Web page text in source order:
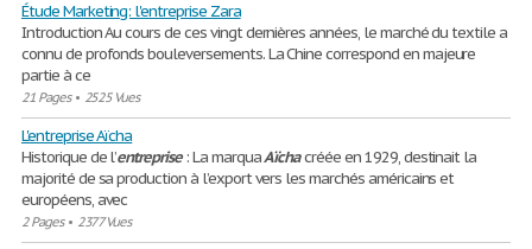
Étude Marketing: l'entreprise Zara
Introduction Au cours de ces vingt dernières années, le marché du textile a
connu de profonds bouleversements. La Chine correspond en majeure
partie à ce
21 Pages• 2525 Vues
L'entreprise Aïcha
Historique de l’entreprise: La marquaAïchacréée en 1929, destinait la
majorité de sa production à l’export vers les marchés américains et
européens, avec
2 Pages• 2377 Vues